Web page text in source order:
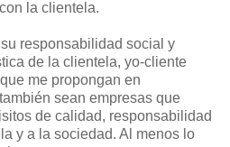
la clientela.
responsabilidad social y
de la clientela, yo-cliente
me propongan en
sean empresas que
de calidad, responsabilidad
y a la sociedad. Al menos lo